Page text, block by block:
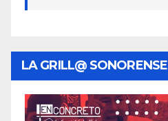
LA GRILL@ SONORENSE